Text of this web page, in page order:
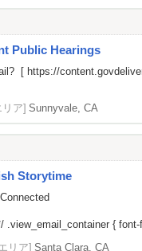
Public Hearings
[ https://
リア] Sunnyvale, CA
Storytime
.view_email_container {
リア] Santa Clara, CA